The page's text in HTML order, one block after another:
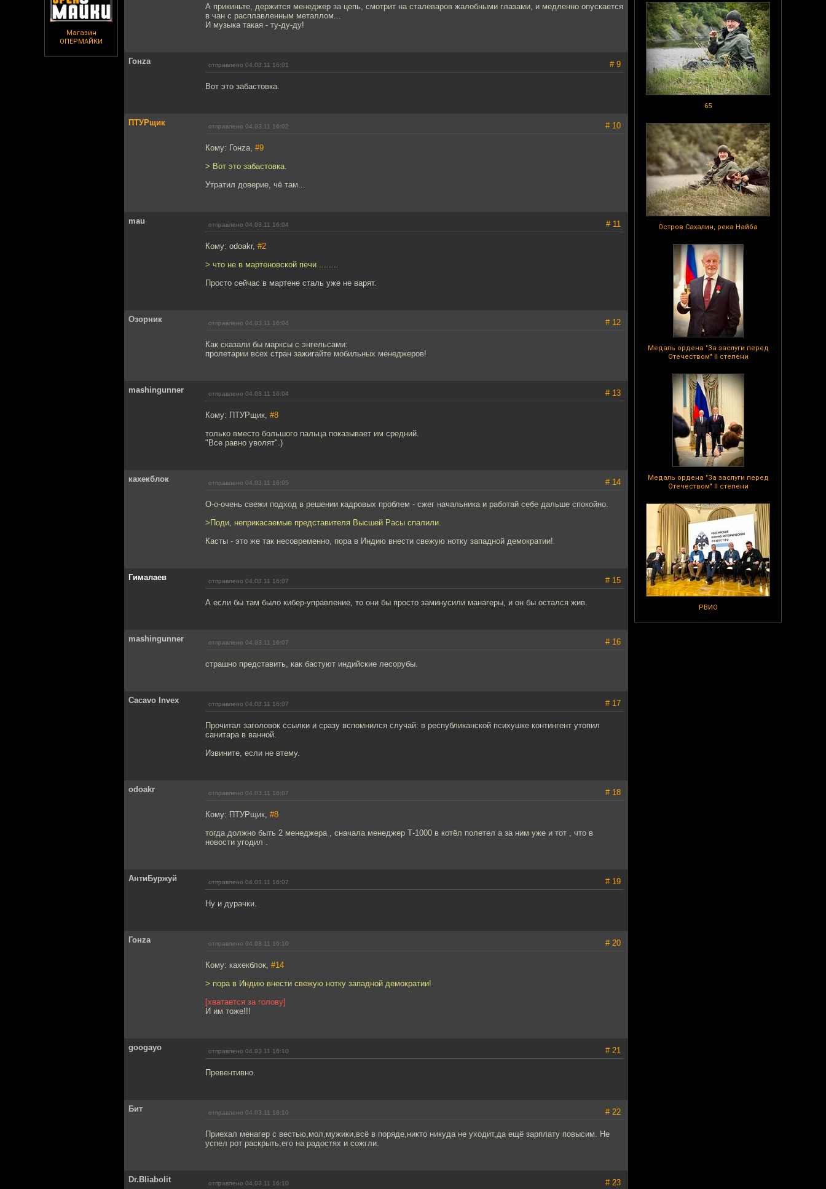
Магазин
ОПЕРМАЙКИ
65
Остров Сахалин, река Найба
Медаль ордена "За заслуги перед
Отечеством" II степени
Медаль ордена "За заслуги перед
Отечеством" II степени
РВИО
А прикиньте, держится менеджер за цепь, смотрит на сталеваров жалобными глазами, и медленно опускается
в чан с расплавленным металлом...
И музыка такая - ту-ду-ду!
Гонzа отправлено 04.03.11 16:01 # 9
Вот это забастовка.
ПТУРщик отправлено 04.03.11 16:02 # 10
Кому: Гонzа, #9
> Вот это забастовка.
Утратил доверие, чё там...
mau отправлено 04.03.11 16:04 # 11
Кому: odoakr, #2
> что не в мартеновской печи ........
Просто сейчас в мартене сталь уже не варят.
Озорник отправлено 04.03.11 16:04 # 12
Как сказали бы марксы с энгельсами:
пролетарии всех стран зажигайте мобильных менеджеров!
mashingunner отправлено 04.03.11 16:04 # 13
Кому: ПТУРщик, #8
только вместо большого пальца показывает им средний.
"Все равно уволят".)
кахекблок отправлено 04.03.11 16:05 # 14
О-о-очень свежи подход в решении кадровых проблем - сжег начальника и работай себе дальше спокойно.
>Поди, неприкасаемые представителя Высшей Расы спалили.
Касты - это же так несовременно, пора в Индию внести свежую нотку западной демократии!
Гималаев отправлено 04.03.11 16:07 # 15
А если бы там было кибер-управление, то они бы просто заминусили манагеры, и он бы остался жив.
mashingunner отправлено 04.03.11 16:07 # 16
страшно представить, как бастуют индийские лесорубы.
Cacavo Invex отправлено 04.03.11 16:07 # 17
Прочитал заголовок ссылки и сразу вспомнился случай: в республиканской психушке контингент утопил
санитара в ванной.
Извините, если не втему.
odoakr отправлено 04.03.11 16:07 # 18
Кому: ПТУРщик, #8
тогда должно быть 2 менеджера , сначала менеджер Т-1000 в котёл полетел а за ним уже и тот , что в
новости угодил .
АнтиБуржуй отправлено 04.03.11 16:07 # 19
Ну и дурачки.
Гонzа отправлено 04.03.11 16:10 # 20
Кому: кахекблок, #14
> пора в Индию внести свежую нотку западной демократии!
[хватается за голову]
И им тоже!!!
googayo отправлено 04.03.11 16:10 # 21
Превентивно.
Бит отправлено 04.03.11 16:10 # 22
Приехал менагер с вестью,мол,мужики,всё в поряде,никто никуда не уходит,да ещё зарплату повысим. Не
успел рот раскрыть,его на радостях и сожгли.
Dr.Bliabolit отправлено 04.03.11 16:10 # 23